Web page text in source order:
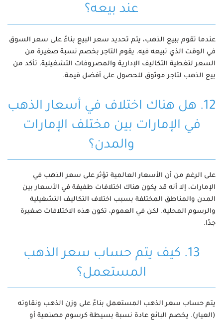
عند بيعه؟
عندما تقوم ببيع الذهب، يتم تحديد سعر البيع بناءً على سعر السوق
في الوقت الذي تبيعه فيه. يقوم التاجر بخصم نسبة صغيرة من
السعر لتغطية التكاليف الإدارية والمصروفات التشغيلية. تأكد من
بيع الذهب لتاجر موثوق للحصول على أفضل قيمة.
12. هل هناك اختلاف في أسعار الذهب
في الإمارات بين مختلف الإمارات
والمدن؟
على الرغم من أن الأسعار العالمية تؤثر على سعر الذهب في
الإمارات، إلا أنه قد يكون هناك اختلافات طفيفة في الأسعار بين
المدن والمناطق المختلفة بسبب اختلاف التكاليف التشغيلية
والرسوم المحلية. لكن في العموم، تكون هذه الاختلافات صغيرة
جدًا.
13. كيف يتم حساب سعر الذهب
المستعمل؟
يتم حساب سعر الذهب المستعمل بناءً على وزن الذهب ونقاوته
(العيار). يخصم البائع عادة نسبة بسيطة كرسوم مصنعية أو